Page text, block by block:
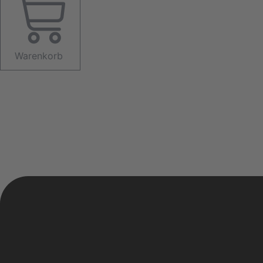
Warenkorb